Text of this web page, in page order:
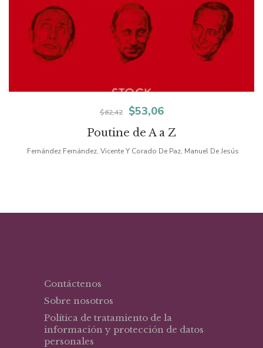
Poutine de A a Z
$62,42
El
precio
original
$53,06El
precio
actual
Fernández Fernández, Vicente Y Corado De Paz, Manuel De Jesús
Contáctenos
Sobre nosotros
Política de tratamiento de la
información y protección de datos
personales